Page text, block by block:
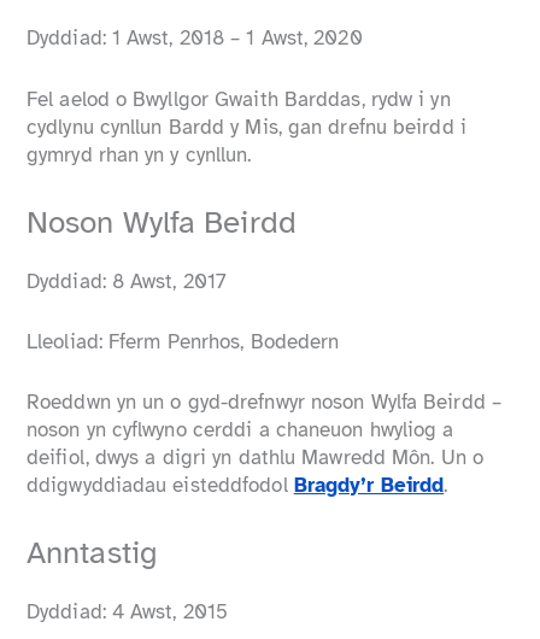
Dyddiad: 1 Awst, 2018 – 1 Awst, 2020
Fel aelod o Bwyllgor Gwaith Barddas, rydw i yn
cydlynu cynllun Bardd y Mis, gan drefnu beirdd i
gymryd rhan yn y cynllun.
Noson Wylfa Beirdd
Dyddiad: 8 Awst, 2017
Lleoliad: Fferm Penrhos, Bodedern
Roeddwn yn un o gyd-drefnwyr noson Wylfa Beirdd –
noson yn cyflwyno cerddi a chaneuon hwyliog a
deifiol, dwys a digri yn dathlu Mawredd Môn. Un o
ddigwyddiadau eisteddfodol Bragdy’r Beirdd.
Anntastig
Dyddiad: 4 Awst, 2015